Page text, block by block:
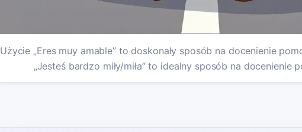
Użycie „Eres muy amable” to doskonały sposób na docenienie
„Jesteś bardzo miły/miła” to idealny sposób na docenienie